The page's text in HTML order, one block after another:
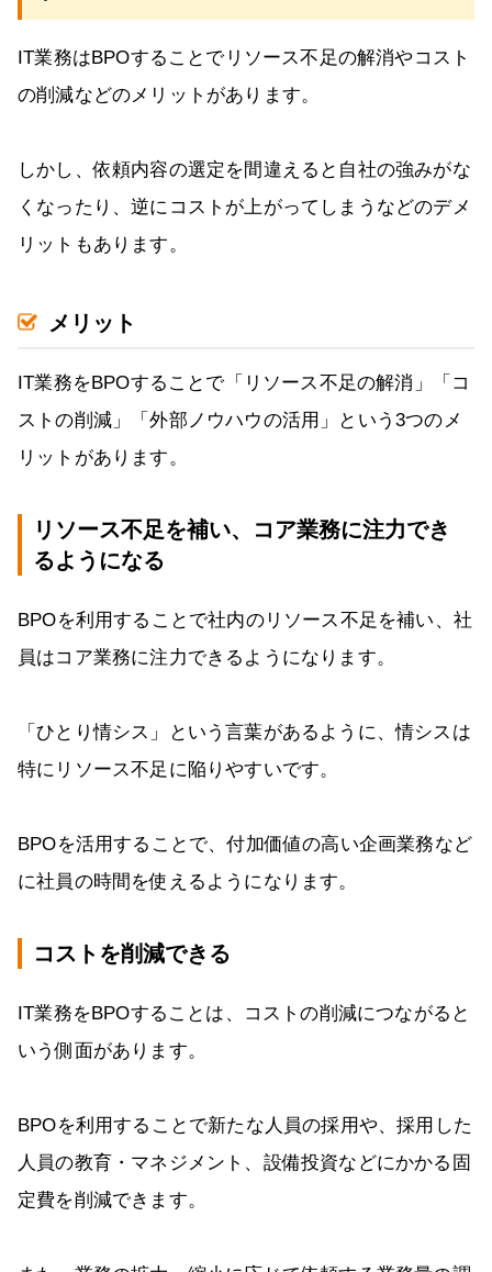
IT業務はBPOすることでリソース不足の解消やコスト
の削減などのメリットがあります。
しかし、依頼内容の選定を間違えると自社の強みがな
くなったり、逆にコストが上がってしまうなどのデメ
リットもあります。
メリット
IT業務をBPOすることで「リソース不足の解消」「コ
ストの削減」「外部ノウハウの活用」という3つのメ
リットがあります。
リソース不足を補い、コア業務に注力でき
るようになる
BPOを利用することで社内のリソース不足を補い、社
員はコア業務に注力できるようになります。
「ひとり情シス」という言葉があるように、情シスは
特にリソース不足に陥りやすいです。
BPOを活用することで、付加価値の高い企画業務など
に社員の時間を使えるようになります。
コストを削減できる
IT業務をBPOすることは、コストの削減につながると
いう側面があります。
BPOを利用することで新たな人員の採用や、採用した
人員の教育・マネジメント、設備投資などにかかる固
定費を削減できます。